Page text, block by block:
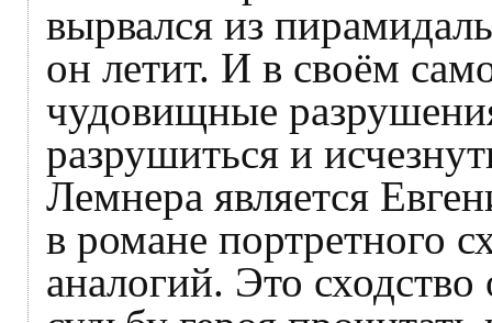
вырвался из
он летит. И в своём
чудовищные
разрушиться и
Лемнера является
в романе портретного
аналогий. Это